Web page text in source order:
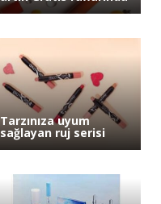
Tarzınıza uyum
sağlayan ruj serisi